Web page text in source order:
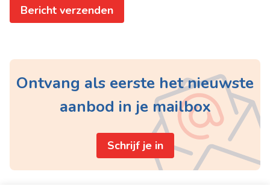
Bericht verzenden
Ontvang als eerste het nieuwste
aanbod in je mailbox
Schrijf je in